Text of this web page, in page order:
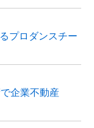
プロダンスチー
企業不動産